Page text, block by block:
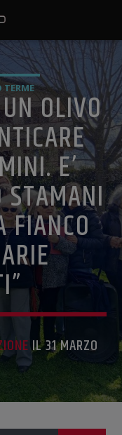
OLIVO
E’
FIANCO
IL 31 MARZO